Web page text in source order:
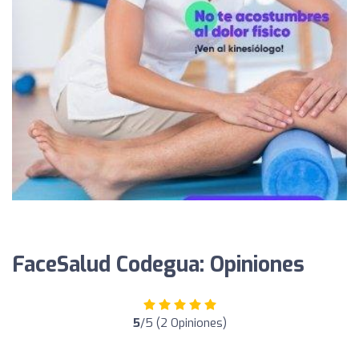
FaceSalud Codegua: Opiniones
5/5 (2 Opiniones)